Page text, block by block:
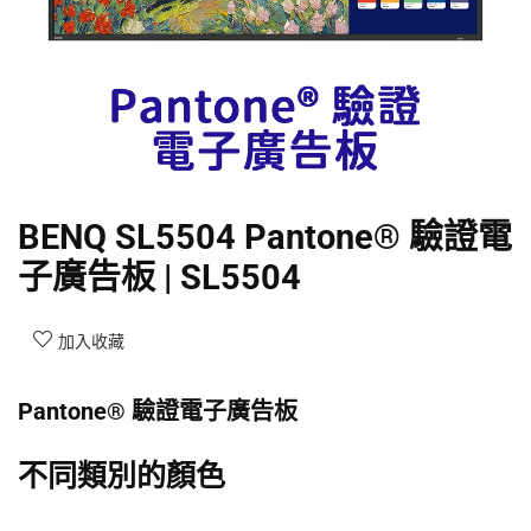
BENQ SL5504 Pantone® 驗證電
子廣告板 | SL5504
加入收藏
Pantone® 驗證電子廣告板
不同類別的顏色